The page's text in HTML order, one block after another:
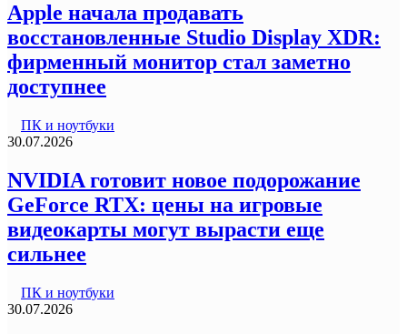
Apple начала продавать
восстановленные Studio Display XDR:
фирменный монитор стал заметно
доступнее
ПК и ноутбуки
30.07.2026
NVIDIA готовит новое подорожание
GeForce RTX: цены на игровые
видеокарты могут вырасти еще
сильнее
ПК и ноутбуки
30.07.2026